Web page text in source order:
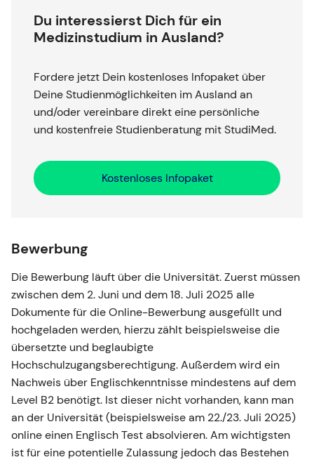
Du interessierst Dich für ein
Medizinstudium in Ausland?
Fordere jetzt Dein kostenloses Infopaket über
Deine Studienmöglichkeiten im Ausland an
und/oder vereinbare direkt eine persönliche
und kostenfreie Studienberatung mit StudiMed.
Kostenloses Infopaket
Bewerbung
Die Bewerbung läuft über die Universität. Zuerst müssen
zwischen dem 2. Juni und dem 18. Juli 2025 alle
Dokumente für die Online-Bewerbung ausgefüllt und
hochgeladen werden, hierzu zählt beispielsweise die
übersetzte und beglaubigte
Hochschulzugangsberechtigung. Außerdem wird ein
Nachweis über Englischkenntnisse mindestens auf dem
Level B2 benötigt. Ist dieser nicht vorhanden, kann man
an der Universität (beispielsweise am 22./23. Juli 2025)
online einen Englisch Test absolvieren. Am wichtigsten
ist für eine potentielle Zulassung jedoch das Bestehen